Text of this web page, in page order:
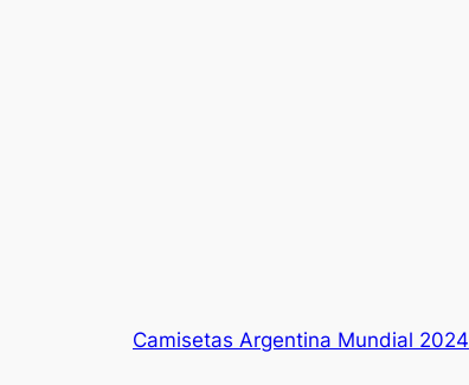
Camisetas Argentina Mundial 2024